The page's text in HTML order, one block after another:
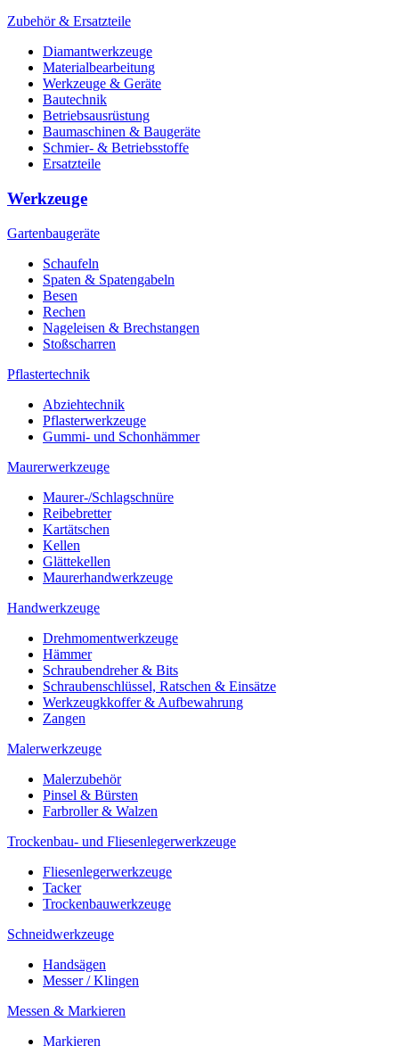
Zubehör & Ersatzteile
Diamantwerkzeuge
Materialbearbeitung
Werkzeuge & Geräte
Bautechnik
Betriebsausrüstung
Baumaschinen & Baugeräte
Schmier- & Betriebsstoffe
Ersatzteile
Werkzeuge
Gartenbaugeräte
Schaufeln
Spaten & Spatengabeln
Besen
Rechen
Nageleisen & Brechstangen
Stoßscharren
Pflastertechnik
Abziehtechnik
Pflasterwerkzeuge
Gummi- und Schonhämmer
Maurerwerkzeuge
Maurer-/Schlagschnüre
Reibebretter
Kartätschen
Kellen
Glättekellen
Maurerhandwerkzeuge
Handwerkzeuge
Drehmomentwerkzeuge
Hämmer
Schraubendreher & Bits
Schraubenschlüssel, Ratschen & Einsätze
Werkzeugkkoffer & Aufbewahrung
Zangen
Malerwerkzeuge
Malerzubehör
Pinsel & Bürsten
Farbroller & Walzen
Trockenbau- und Fliesenlegerwerkzeuge
Fliesenlegerwerkzeuge
Tacker
Trockenbauwerkzeuge
Schneidwerkzeuge
Handsägen
Messer / Klingen
Messen & Markieren
Markieren